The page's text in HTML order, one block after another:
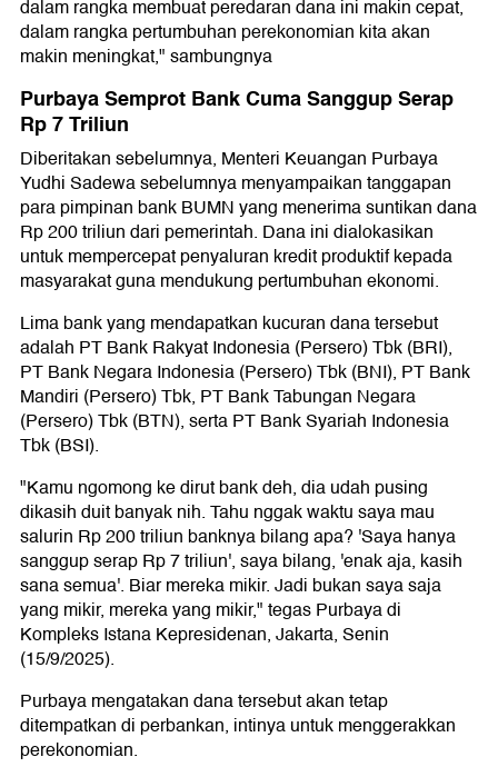
dalam rangka membuat peredaran dana ini makin cepat,
dalam rangka pertumbuhan perekonomian kita akan
makin meningkat," sambungnya
Purbaya Semprot Bank Cuma Sanggup Serap
Rp 7 Triliun
Diberitakan sebelumnya, Menteri Keuangan Purbaya
Yudhi Sadewa sebelumnya menyampaikan tanggapan
para pimpinan bank BUMN yang menerima suntikan dana
Rp 200 triliun dari pemerintah. Dana ini dialokasikan
untuk mempercepat penyaluran kredit produktif kepada
masyarakat guna mendukung pertumbuhan ekonomi.
Lima bank yang mendapatkan kucuran dana tersebut
adalah PT Bank Rakyat Indonesia (Persero) Tbk (BRI),
PT Bank Negara Indonesia (Persero) Tbk (BNI), PT Bank
Mandiri (Persero) Tbk, PT Bank Tabungan Negara
(Persero) Tbk (BTN), serta PT Bank Syariah Indonesia
Tbk (BSI).
"Kamu ngomong ke dirut bank deh, dia udah pusing
dikasih duit banyak nih. Tahu nggak waktu saya mau
salurin Rp 200 triliun banknya bilang apa? 'Saya hanya
sanggup serap Rp 7 triliun', saya bilang, 'enak aja, kasih
sana semua'. Biar mereka mikir. Jadi bukan saya saja
yang mikir, mereka yang mikir," tegas Purbaya di
Kompleks Istana Kepresidenan, Jakarta, Senin
(15/9/2025).
Purbaya mengatakan dana tersebut akan tetap
ditempatkan di perbankan, intinya untuk menggerakkan
perekonomian.